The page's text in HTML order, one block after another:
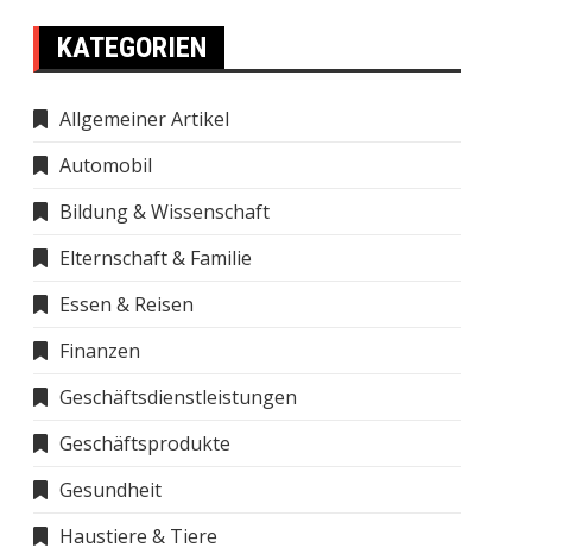
KATEGORIEN
Allgemeiner Artikel
Automobil
Bildung & Wissenschaft
Elternschaft & Familie
Essen & Reisen
Finanzen
Geschäftsdienstleistungen
Geschäftsprodukte
Gesundheit
Haustiere & Tiere